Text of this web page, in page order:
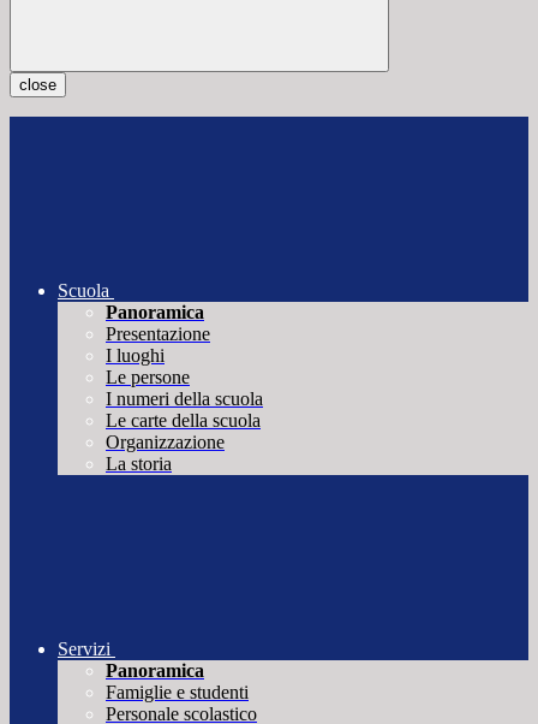
close
Scuola
Panoramica
Presentazione
I luoghi
Le persone
I numeri della scuola
Le carte della scuola
Organizzazione
La storia
Servizi
Panoramica
Famiglie e studenti
Personale scolastico